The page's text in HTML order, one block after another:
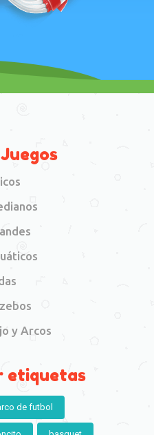
y Arcos
etiquetas
de futbol